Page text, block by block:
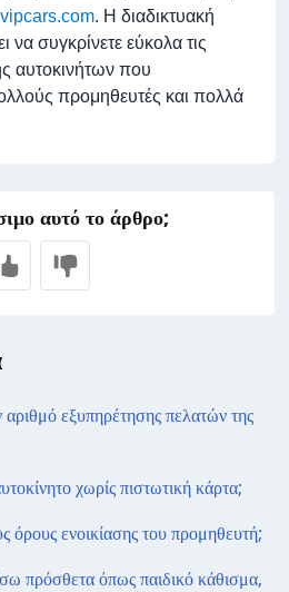
. Η διαδικτυακή
να συγκρίνετε εύκολα τις
αυτοκινήτων που
προμηθευτές και πολλά
αυτό το άρθρο;
εξυπηρέτησης πελατών της
χωρίς πιστωτική κάρτα;
ενοικίασης του προμηθευτή;
πρόσθετα όπως παιδικό κάθισμα,